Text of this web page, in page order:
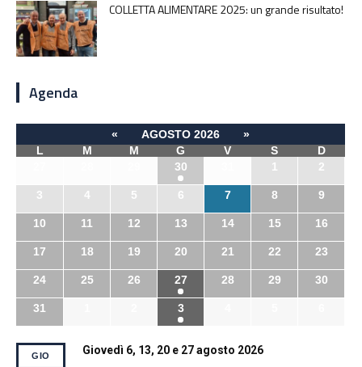
COLLETTA ALIMENTARE 2025: un grande risultato!
Agenda
« AGOSTO 2026
»
L
M M G V S
D
30 1 2
3 4 5 6 7 8 9
10 11 12 13 14 15 16
17 18 19 20 21 22 23
24 25 26 27 28 29 30
31 3
GIO Giovedì 6, 13, 20 e 27 agosto 2026